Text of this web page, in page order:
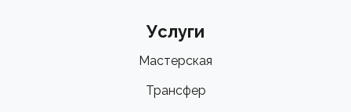
Услуги
Мастерская
Трансфер